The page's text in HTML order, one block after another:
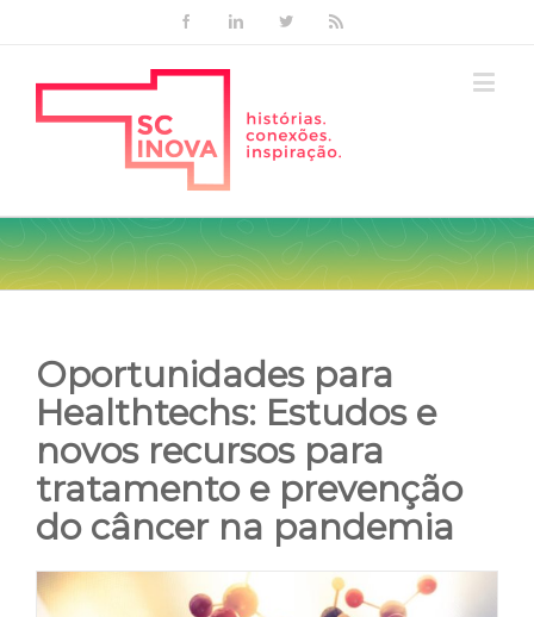
FacebookLinkedinTwitter
Oportunidades para
Healthtechs: Estudos e
novos recursos para
tratamento e prevenção
do câncer na pandemia
View
Larger